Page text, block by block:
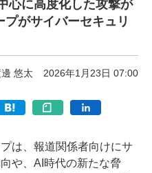
心に高度化した攻撃が
がサイバーセキュリ
悠太 2026年1月23日 07:00
は、報道関係者向けにサ
や、AI時代の新たな脅